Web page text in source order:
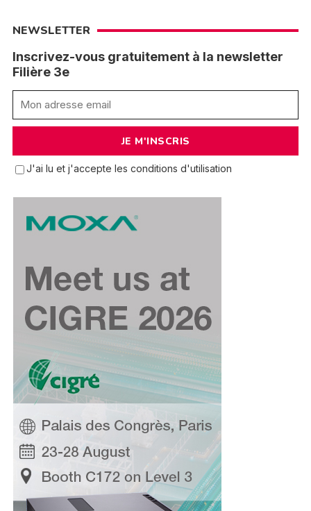
NEWSLETTER
Inscrivez-vous gratuitement à la newsletter
Filière 3e
J'ai lu et j'accepte les conditions d'utilisation